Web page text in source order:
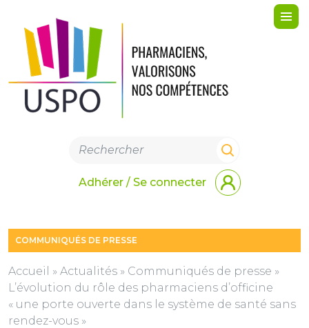
Adhérer / Se connecter
COMMUNIQUÉS DE PRESSE
Accueil » Actualités » Communiqués de presse »
L’évolution du rôle des pharmaciens d’officine
« une porte ouverte dans le système de santé sans
rendez-vous »